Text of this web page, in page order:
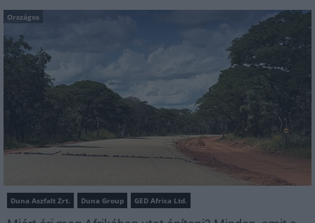
Országos
Duna Aszfalt Zrt. Duna Group GED Africa Ltd.